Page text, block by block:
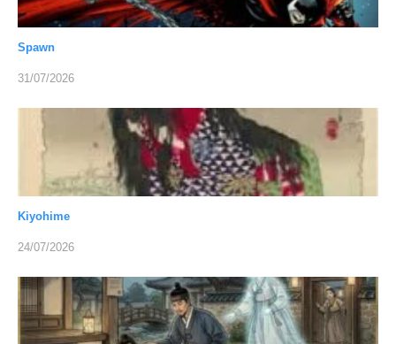
Spawn
31/07/2026
Kiyohime
24/07/2026